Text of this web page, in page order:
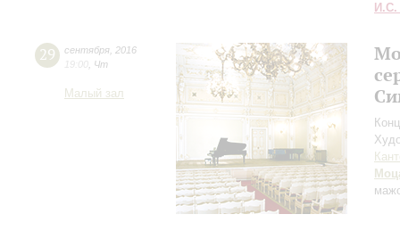
И.С.
29 сентября 2016
19:00 Чт
Малый зал